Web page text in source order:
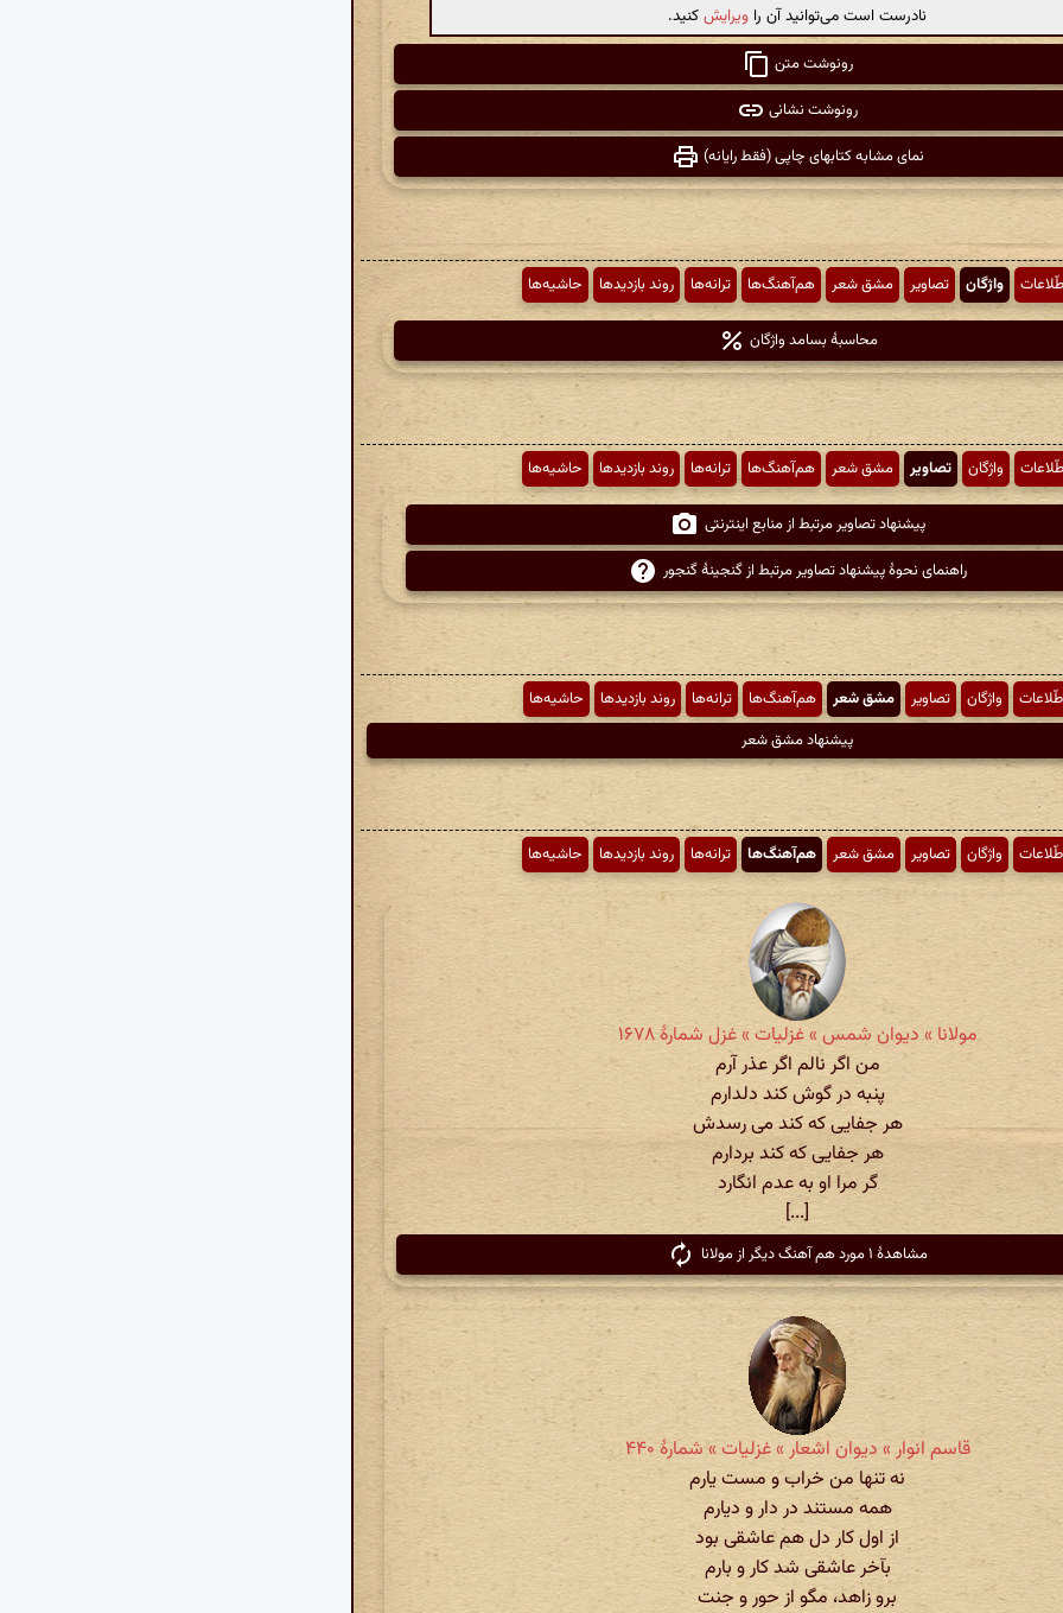
نادرست است می‌توانید آن را ویرایشکنید.
رونوشت متن
رونوشت نشانی
نمای مشابه کتابهای چاپی (فقط رایانه)
واژگان تصاویر مشق شعر هم‌آهنگ‌ها ترانه‌ها روند بازدیدها حاشیه‌ها
محاسبهٔ بسامد واژگان
واژگان تصاویر مشق شعر هم‌آهنگ‌ها ترانه‌ها روند بازدیدها حاشیه‌ها
پیشنهاد تصاویر مرتبط از منابع اینترنتی
راهنمای نحوهٔ پیشنهاد تصاویر مرتبط از گنجینهٔ گنجور
واژگان تصاویر مشق شعر هم‌آهنگ‌ها ترانه‌ها روند بازدیدها
حاشیه‌ها
پیشنهاد مشق شعر
واژگان تصاویر مشق شعر هم‌آهنگ‌ها ترانه‌ها روند بازدیدها حاشیه‌ها
مولانا » دیوان شمس » غزلیات » غزل شمارهٔ ۱۶۷۸
من اگر نالم اگر عذر آرم
پنبه در گوش کند دلدارم
هر جفایی که کند می رسدش
هر جفایی که کند بردارم
گر مرا او به عدم انگارد
[...]
مشاهدهٔ ۱ مورد هم آهنگ دیگر از مولانا
قاسم انوار » دیوان اشعار » غزلیات » شمارهٔ ۴۴۰
نه تنها من خراب و مست یارم
همه مستند در دار و دیارم
از اول کار دل هم عاشقی بود
بآخر عاشقی شد کار و بارم
برو زاهد، مگو از حور و جنت